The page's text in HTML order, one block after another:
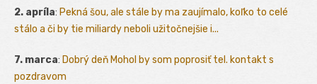
2. apríla: Pekná šou, ale stále by ma zaujímalo, koľko to celé
stálo a či by tie miliardy neboli užitočnejšie i...
7. marca: Dobrý deň Mohol by som poprosiť tel. kontakt s
pozdravom